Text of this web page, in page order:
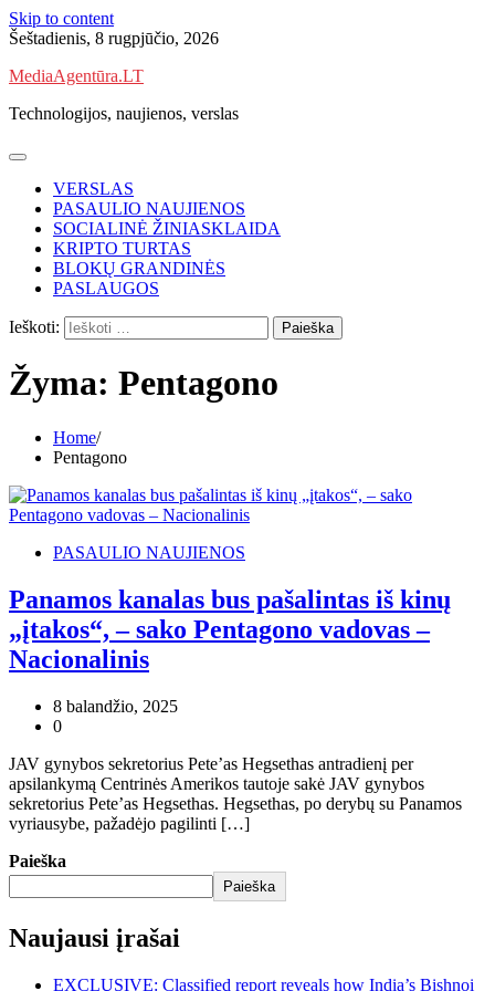
Skip to content
Šeštadienis, 8 rugpjūčio, 2026
MediaAgentūra.LT
Technologijos, naujienos, verslas
VERSLAS
PASAULIO NAUJIENOS
SOCIALINĖ ŽINIASKLAIDA
KRIPTO TURTAS
BLOKŲ GRANDINĖS
PASLAUGOS
Ieškoti:
Žyma: Pentagono
Home
Pentagono
PASAULIO NAUJIENOS
Panamos kanalas bus pašalintas iš kinų
„įtakos“, – sako Pentagono vadovas –
Nacionalinis
8 balandžio, 2025
0
JAV gynybos sekretorius Pete’as Hegsethas antradienį per
apsilankymą Centrinės Amerikos tautoje sakė JAV gynybos
sekretorius Pete’as Hegsethas. Hegsethas, po derybų su Panamos
vyriausybe, pažadėjo pagilinti […]
Paieška
Paieška
Naujausi įrašai
EXCLUSIVE: Classified report reveals how India’s Bishnoi